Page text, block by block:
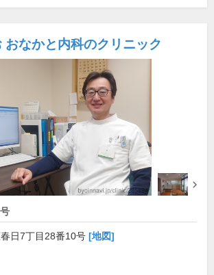
おなかと内科のクリニック
日7丁目28番10号 [地図]